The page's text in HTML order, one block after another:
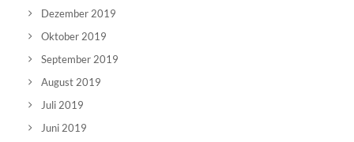
Dezember 2019
Oktober 2019
September 2019
August 2019
Juli 2019
Juni 2019